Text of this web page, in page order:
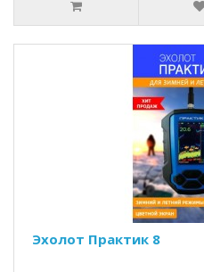
Эхолот Практик 8